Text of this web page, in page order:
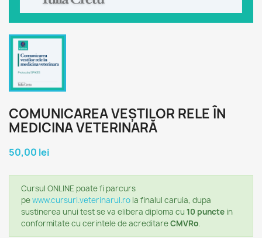
COMUNICAREA VEȘTILOR RELE ÎN
MEDICINA VETERINARĂ
50,00 lei
Cursul ONLINE poate fi parcurs
pewww.cursuri.veterinarul.ro la finalul caruia, dupa
sustinerea unui test se va elibera diploma cu 10 puncte in
conformitate cu cerintele de acreditareCMVRo.